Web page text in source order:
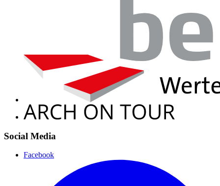
Social Media
Facebook